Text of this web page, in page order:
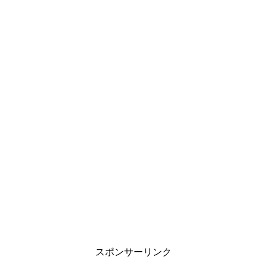
スポンサーリンク